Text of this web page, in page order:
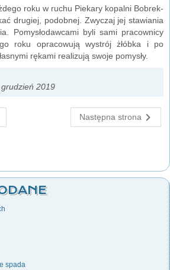
roku w ruchu Piekary kopalni Bobrek-
drugiej, podobnej. Zwyczaj jej stawiania
Pomysłodawcami byli sami pracownicy
roku opracowują wystrój żłóbka i po
rękami realizują swoje pomysły.
2019
Następna strona
spada